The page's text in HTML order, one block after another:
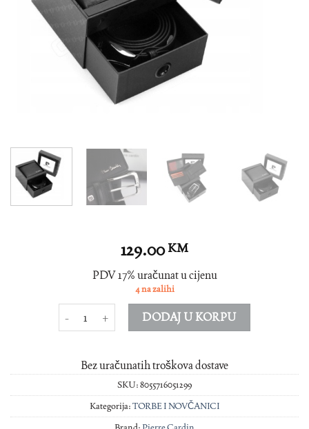
129.00KM
PDV 17% uračunat u cijenu
4 na zalihi
POKLON SET MUSKI REMEN NOVCANIK
DODAJ U KORPU
Bez uračunatih troškova dostave
SKU:8055716051299
Kategorija:TORBE I NOVČANICI